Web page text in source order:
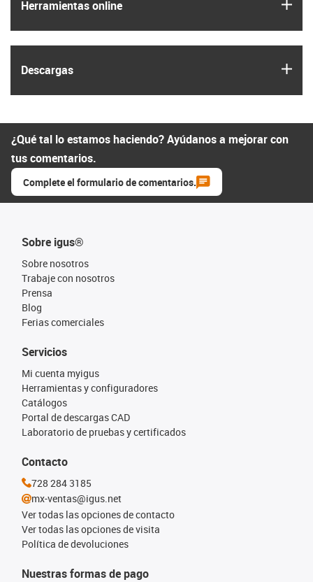
Herramientas online
Descargas
¿Qué tal lo estamos haciendo? Ayúdanos a mejorar con
tus comentarios.
Complete el formulario de comentarios.
Sobre igus®
Sobre nosotros
Trabaje con nosotros
Prensa
Blog
Ferias comerciales
Nuestras formas de pago
Servicios
Mi cuenta myigus
Herramientas y configuradores
Catálogos
Portal de descargas CAD
Laboratorio de pruebas y certificados
Contacto
728 284 3185
mx-ventas@igus.net
Ver todas las opciones de contacto
Ver todas las opciones de visita
Política de devoluciones